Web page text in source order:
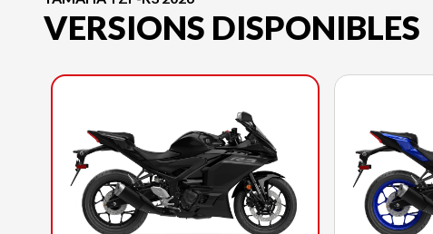
VERSIONS DISPONIBLES